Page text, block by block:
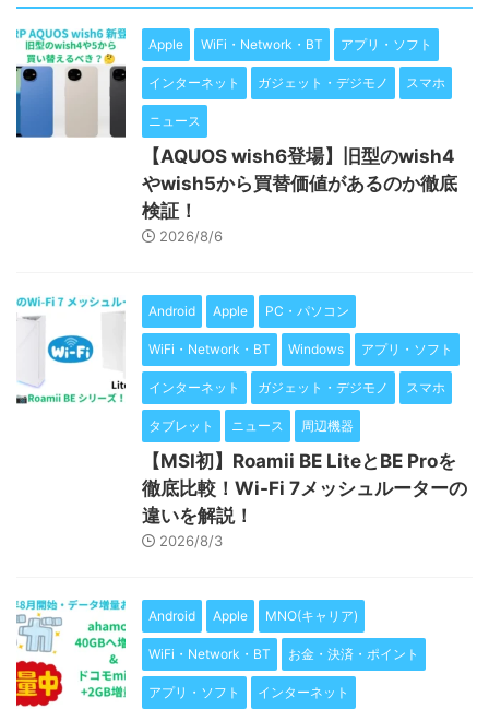
Apple WiFi・Network・BT アプリ・ソフト
インターネット ガジェット・デジモノ スマホ
ニュース
【AQUOS wish6登場】旧型のwish4
やwish5から買替価値があるのか徹底
検証！
2026/8/6
Android Apple PC・パソコン
WiFi・Network・BT Windows アプリ・ソフト
インターネット ガジェット・デジモノ スマホ
タブレット ニュース 周辺機器
【MSI初】Roamii BE LiteとBE Proを
徹底比較！Wi-Fi 7メッシュルーターの
違いを解説！
2026/8/3
Android Apple MNO(キャリア)
WiFi・Network・BT お金・決済・ポイント
アプリ・ソフト インターネット